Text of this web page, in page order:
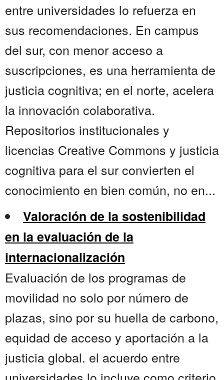
entre universidades lo refuerza en
sus recomendaciones. En campus
del sur, con menor acceso a
suscripciones, es una herramienta de
justicia cognitiva; en el norte, acelera
la innovación colaborativa.
Repositorios institucionales y
licencias Creative Commons y justicia
cognitiva para el sur convierten el
conocimiento en bien común, no en...
Valoración de la sostenibilidad
en la evaluación de la
internacionalización
Evaluación de los programas de
movilidad no solo por número de
plazas, sino por su huella de carbono,
equidad de acceso y aportación a la
justicia global. el acuerdo entre